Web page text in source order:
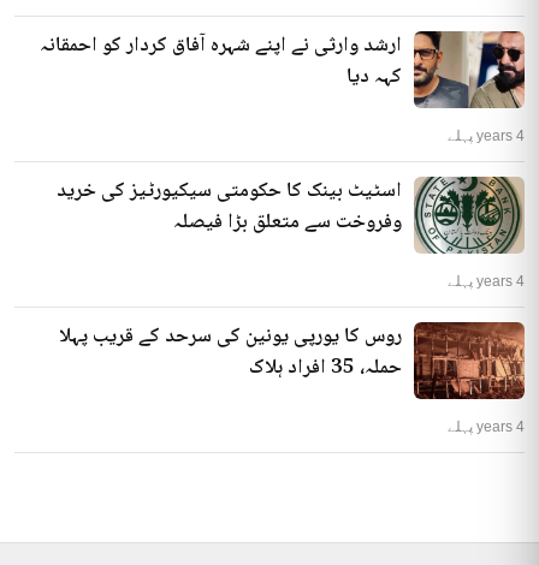
ارشد وارثی نے اپنے شہرہ آفاق کردار کو احمقانہ
کہہ دیا
4 years پہلے
اسٹیٹ بینک کا حکومتی سیکیورٹیز کی خرید
وفروخت سے متعلق بڑا فیصلہ
4 years پہلے
روس کا یورپی یونین کی سرحد کے قریب پہلا
حملہ، 35 افراد ہلاک
4 years پہلے